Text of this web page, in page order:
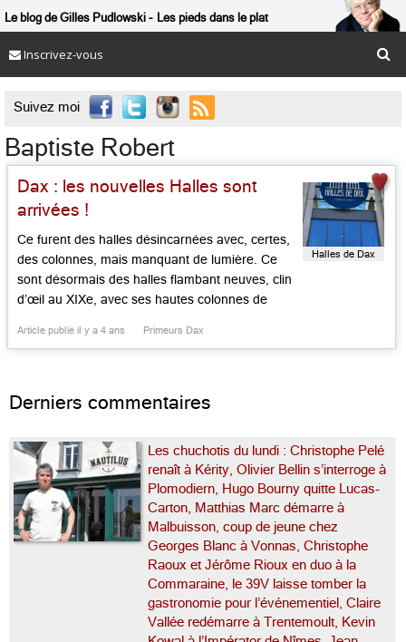
Le blog de Gilles Pudlowski Les pieds dans le plat
Inscrivez-vous
Suivez moi 
Baptiste Robert
Dax : les nouvelles Halles sont
arrivées !
Ce furent des halles désincarnées avec, certes,
des colonnes, mais manquant de lumière. Ce
sont désormais des halles flambant neuves, clin
d’œil au XIXe, avec ses hautes colonnes de
charpente en bois, son toit en zinc, le tout face à
Article publié il y a 4 ans Primeurs Dax
Halles de Dax
Derniers commentaires
Les chuchotis du lundi : Christophe Pelé
renaît à Kérity, Olivier Bellin s’interroge à
Plomodiern, Hugo Bourny quitte Lucas-
Carton, Matthias Marc démarre à
Malbuisson, coup de jeune chez
Georges Blanc à Vonnas, Christophe
Raoux et Jérôme Rioux en duo à la
Commaraine, le 39V laisse tomber la
gastronomie pour l’événementiel, Claire
Vallée redémarre à Trentemoult, Kevin